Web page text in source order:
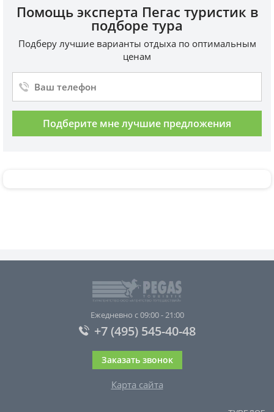
Помощь эксперта Пегас туристик в
подборе тура
Подберу лучшие варианты отдыха по оптимальным
ценам
Подберите мне лучшие предложения
Ежедневно с 09:00 - 21:00
+7 (495) 545-40-48
Заказать звонок
Карта сайта